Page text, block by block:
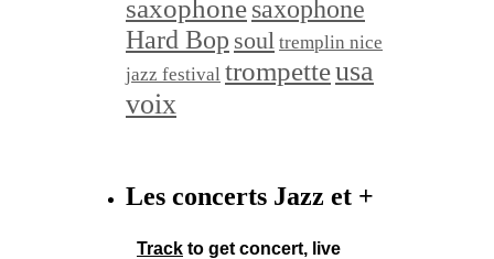
saxophonesaxophone
Hard Bop soul tremplin nice
jazz festival trompetteusa
voix
Les concerts Jazz et +
Track to get concert, live